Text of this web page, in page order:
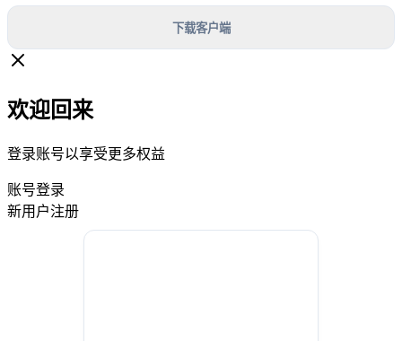
下载客户端
欢迎回来
登录账号以享受更多权益
账号登录
新用户注册